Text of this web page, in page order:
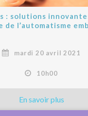
: solutions
de l’automatisme
mardi 20 avril 2021
10h00